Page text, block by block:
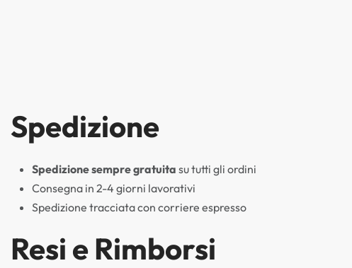
Spedizione
Spedizione sempre gratuita su tutti gli ordini
Consegna in 2-4 giorni lavorativi
Spedizione tracciata con corriere espresso
Resi e Rimborsi